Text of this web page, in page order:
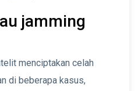
jamming
menciptakan celah
di beberapa kasus,